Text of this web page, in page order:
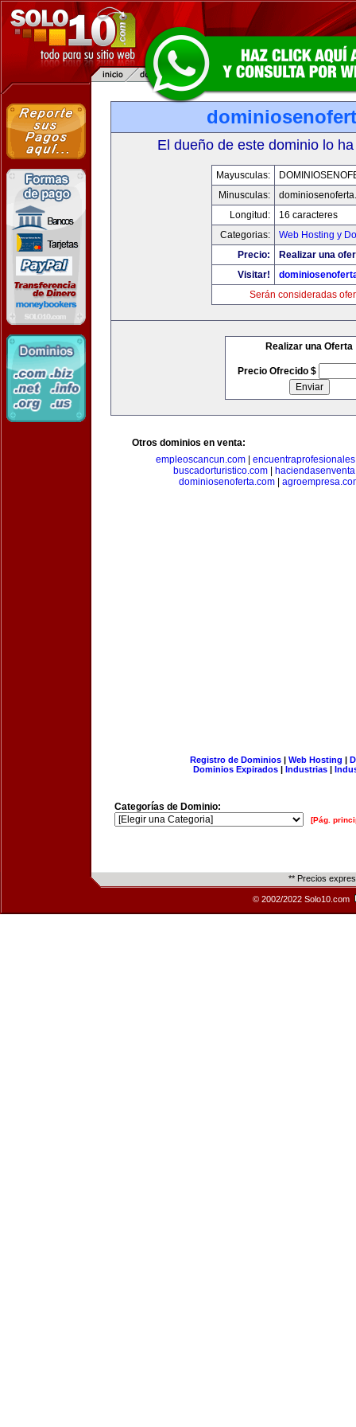
El dueño de este dominio lo
Mayusculas:
Minusculas:
Longitud:
16 caracteres
Categorias:
Web Hosting y
Precio:
Realizar una
Visitar!
Serán consideradas
Realizar una Oferta
Precio Ofrecido $
Otros dominios en venta:
empleoscancun.com
buscadorturistico.com|
dominiosenoferta.com
Registro de Dominios| Web Hosting |
Dominios Expirados | Industrias |
Categorías de Dominio:
[Pág.
** Precios
© 2002/2022 Solo10.com